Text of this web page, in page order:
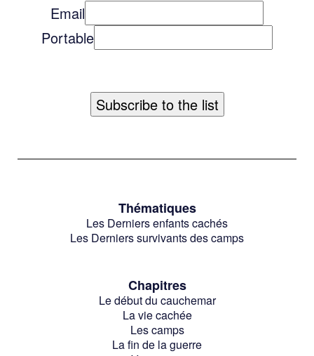
Email
Portable
Thématiques
Les Derniers enfants cachés
Les Derniers survivants des camps
Chapitres
Le début du cauchemar
La vie cachée
Les camps
La fin de la guerre